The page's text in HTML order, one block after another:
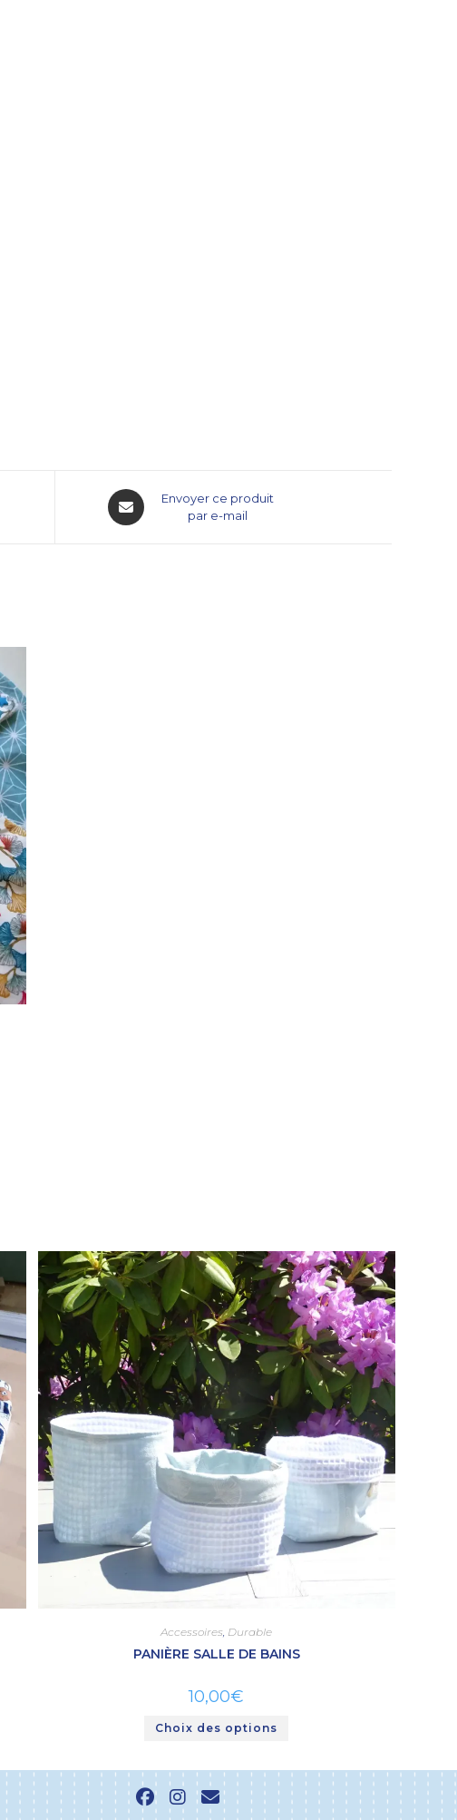
Envoyer ce produit
par e-mail
Accessoires Durable
PANIÈRE SALLE DE BAINS
10,00€
Choix des options